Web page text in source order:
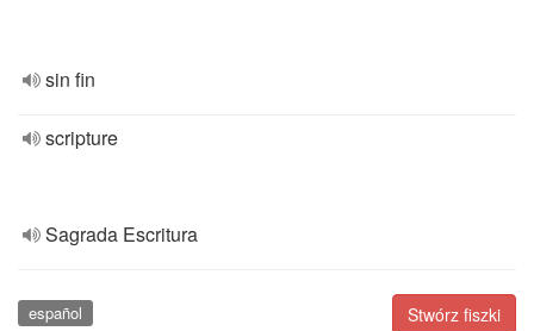
sin fin
scripture
Sagrada Escritura
Stwórz fiszki
español